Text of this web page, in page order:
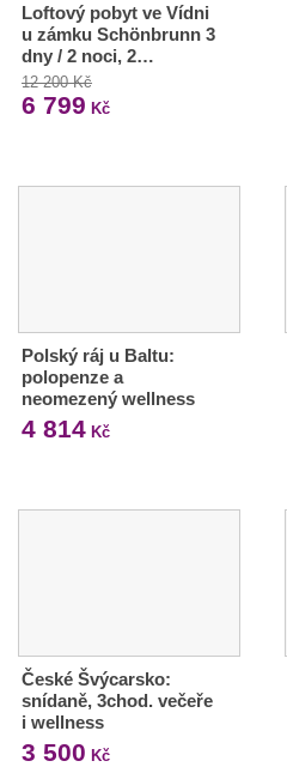
Loftový pobyt ve Vídni
u zámku Schönbrunn 3
dny / 2 noci, 2…
12 200 Kč
6 799 Kč
Polský ráj u Baltu:
polopenze a
neomezený wellness
4 814 Kč
České Švýcarsko:
snídaně, 3chod. večeře
i wellness
3 500 Kč